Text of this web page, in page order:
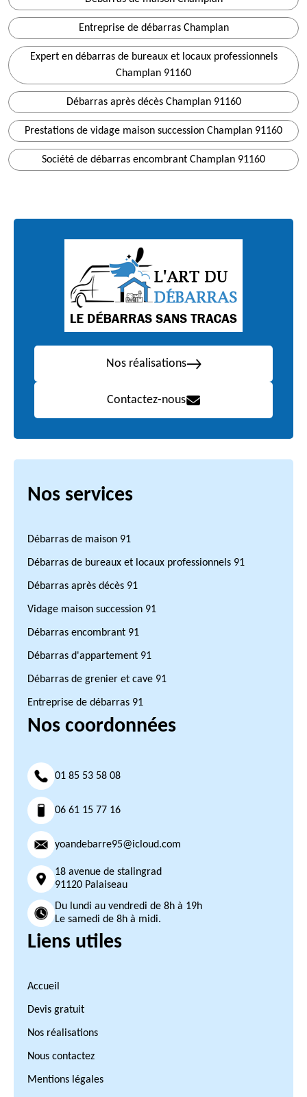
Entreprise de débarras Champlan
Expert en débarras de bureaux et locaux professionnels
Champlan 91160
Débarras après décès Champlan 91160
Prestations de vidage maison succession Champlan 91160
Société de débarras encombrant Champlan 91160
Nos réalisations
Contactez-nous
Nos services
Débarras de maison 91
Débarras de bureaux et locaux professionnels 91
Débarras après décès 91
Vidage maison succession 91
Débarras encombrant 91
Débarras d'appartement 91
Débarras de grenier et cave 91
Entreprise de débarras 91
Nos coordonnées
01 85 53 58 08
06 61 15 77 16
yoandebarre95@icloud.com
18 avenue de stalingrad
91120 Palaiseau
Du lundi au vendredi de 8h à 19h
Le samedi de 8h à midi.
Liens utiles
Accueil
Devis gratuit
Nos réalisations
Nous contactez
Mentions légales